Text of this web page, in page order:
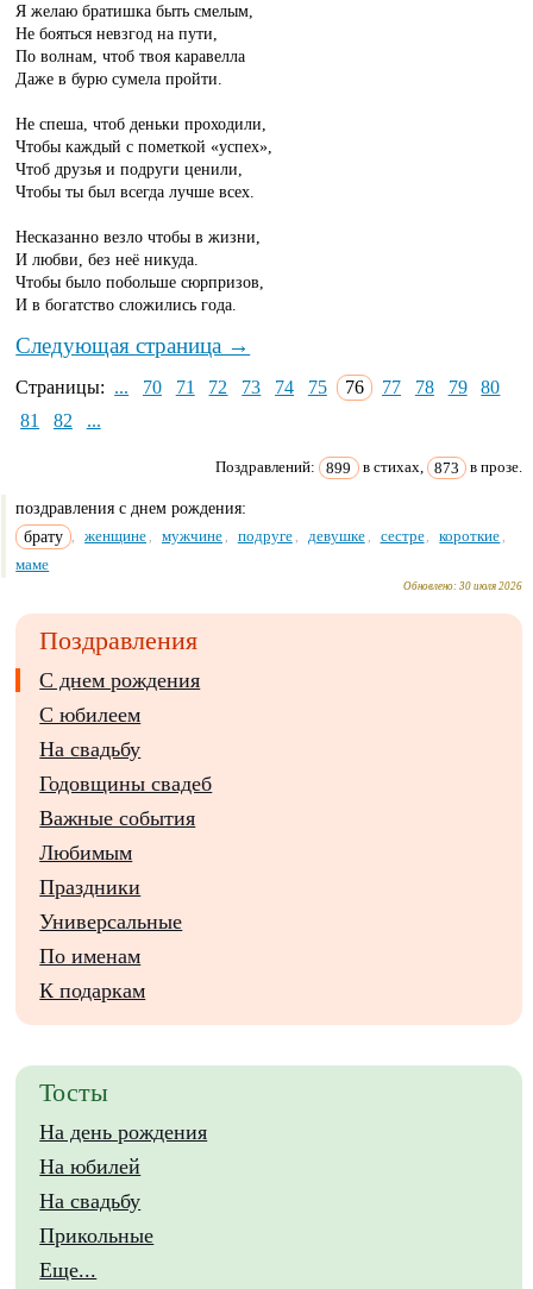
Я желаю братишка быть смелым,
Не бояться невзгод на пути,
По волнам, чтоб твоя каравелла
Даже в бурю сумела пройти.
Не спеша, чтоб деньки проходили,
Чтобы каждый с пометкой «успех»,
Чтоб друзья и подруги ценили,
Чтобы ты был всегда лучше всех.
Несказанно везло чтобы в жизни,
И любви, без неё никуда.
Чтобы было побольше сюрпризов,
И в богатство сложились года.
Следующая страница →
Страницы: ... 70 71 72 73 74 75 76 77 78 79
80
81
82 ...
Поздравлений: 899 в стихах, 873 в прозе.
поздравления с днем рождения:
брату
, женщине , мужчине , подруге , девушке , сестре , короткие ,
маме
Обновлено:30 июля 2026
Поздравления
С днем рождения
С юбилеем
На свадьбу
Годовщины свадеб
Важные события
Любимым
Праздники
Универсальные
По именам
К подаркам
Тосты
На день рождения
На юбилей
На свадьбу
Прикольные
Еще...